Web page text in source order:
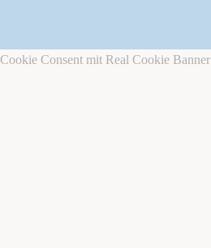
Cookie Consent mit Real Cookie Banner